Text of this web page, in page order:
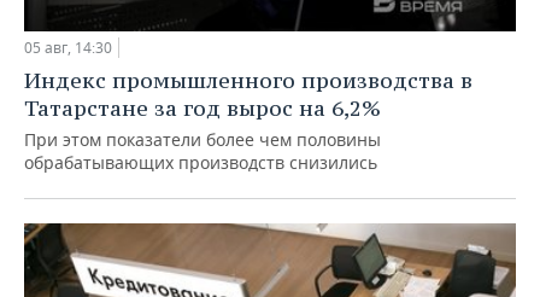
05 авг, 14:30
Индекс промышленного производства в
Татарстане за год вырос на 6,2%
При этом показатели более чем половины
обрабатывающих производств снизились